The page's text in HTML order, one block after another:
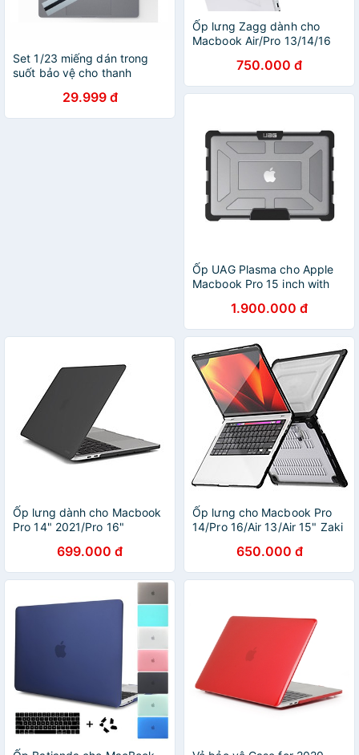
Set 1/23 miếng dán trong
suốt bảo vệ cho thanh
Pro 13 15 16 "2019 A2141
A1707 A1706
29.999 đ
Ốp lưng Zagg dành cho
Macbook Air/Pro 13/14/16
Mac M1/M2/M3 - Hàng
Chính Hãng
750.000 đ
Ốp UAG Plasma cho Apple
Macbook Pro 15 inch with
1.900.000 đ
Ốp lưng dành cho Macbook
Pro 14" 2021/Pro 16"
MacGuard siêu mỏng - Hàng
Chính Hãng
699.000 đ
Ốp lưng cho Macbook Pro
14/Pro 16/Air 13/Air 15" Zaki
Hàng Chính Hãng
650.000 đ